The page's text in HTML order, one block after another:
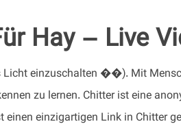
Hay – Live
einzuschalten ��). Mit
zu lernen. Chitter ist eine
einzigartigen Link in Chitter